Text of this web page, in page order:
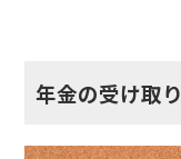
年金の受け取り